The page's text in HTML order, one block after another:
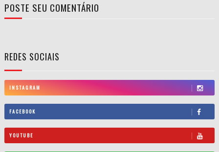
POSTE SEU COMENTÁRIO
REDES SOCIAIS
INSTAGRAM
FACEBOOK
YOUTUBE